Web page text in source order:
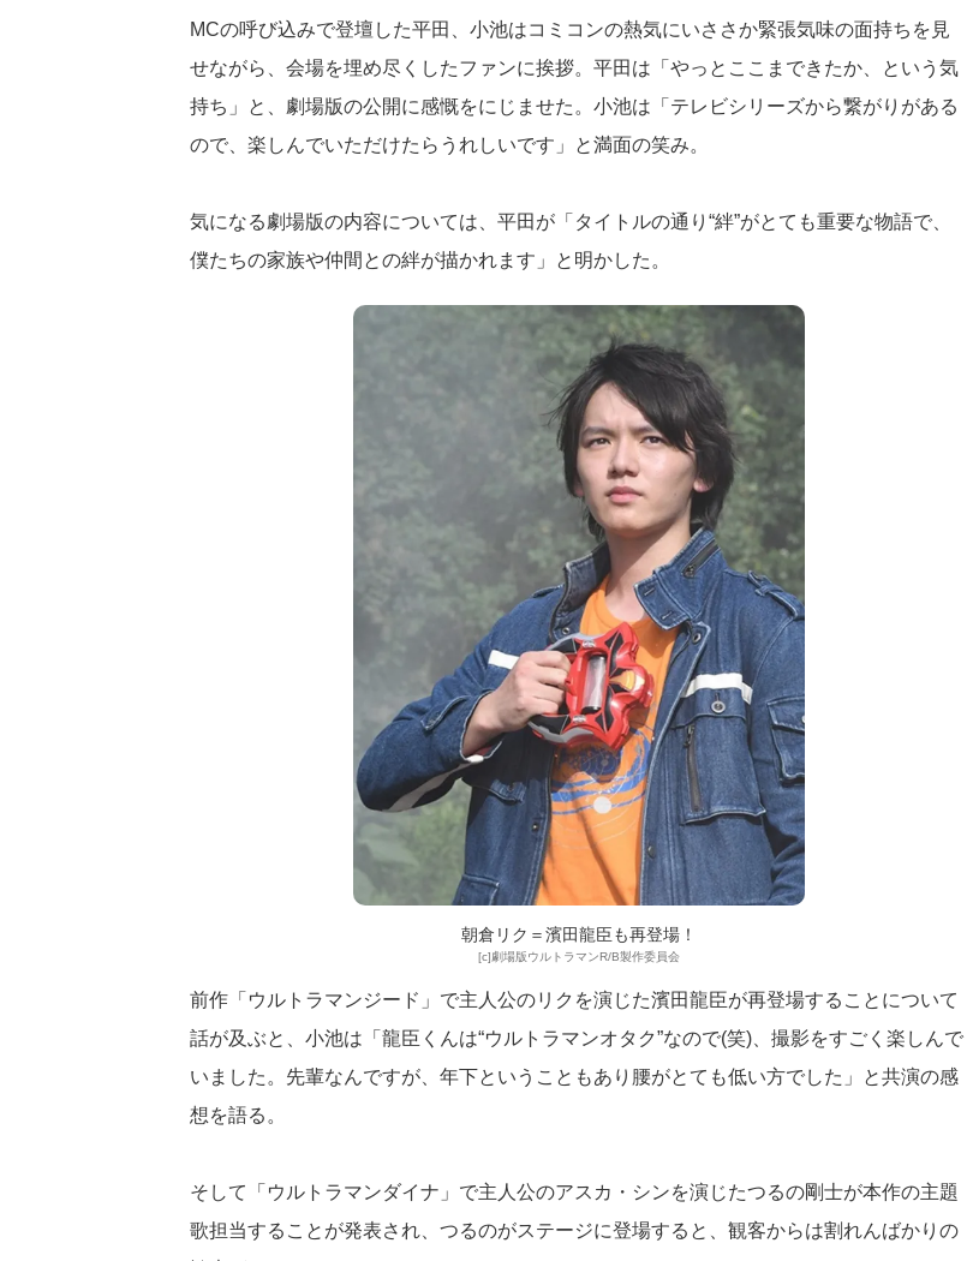
MCの呼び込みで登壇した平田、小池はコミコンの熱気にいささか緊張気味の面持ちを見
せながら、会場を埋め尽くしたファンに挨拶。平田は「やっとここまできたか、という気
持ち」と、劇場版の公開に感慨をにじませた。小池は「テレビシリーズから繋がりがある
ので、楽しんでいただけたらうれしいです」と満面の笑み。
気になる劇場版の内容については、平田が「タイトルの通り“絆”がとても重要な物語で、
僕たちの家族や仲間との絆が描かれます」と明かした。
朝倉リク＝濱田龍臣も再登場！
[c]劇場版ウルトラマンR/B製作委員会
前作「ウルトラマンジード」で主人公のリクを演じた濱田龍臣が再登場することについて
話が及ぶと、小池は「龍臣くんは“ウルトラマンオタク”なので(笑)、撮影をすごく楽しんで
いました。先輩なんですが、年下ということもあり腰がとても低い方でした」と共演の感
想を語る。
そして「ウルトラマンダイナ」で主人公のアスカ・シンを演じたつるの剛士が本作の主題
歌担当することが発表され、つるのがステージに登場すると、観客からは割れんばかりの